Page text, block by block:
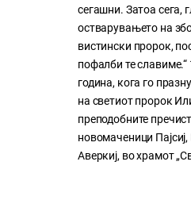
сегашни. Затоа сега,
остварувањето на
вистински пророк,
пофалби те
година, кога го
на светиот пророк
преподобните
новомаченици Пајсиј,
Аверкиј, во храмот